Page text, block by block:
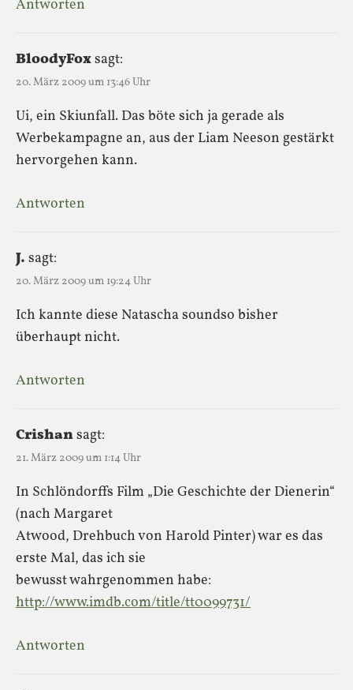
Antworten
BloodyFoxsagt:
20. März 2009 um 13:46 Uhr
Ui, ein Skiunfall. Das böte sich ja gerade als
Werbekampagne an, aus der Liam Neeson gestärkt
hervorgehen kann.
Antworten
J. sagt:
20. März 2009 um 19:24 Uhr
Ich kannte diese Natascha soundso bisher
überhaupt nicht.
Antworten
Crishansagt:
21. März 2009 um 1:14 Uhr
In Schlöndorffs Film „Die Geschichte der Dienerin“
(nach Margaret
Atwood, Drehbuch von Harold Pinter) war es das
erste Mal, das ich sie
bewusst wahrgenommen habe:
http://www.imdb.com/title/tt0099731/
Antworten